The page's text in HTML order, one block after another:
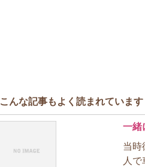
こんな記事もよく読まれています
一緒
当時
人